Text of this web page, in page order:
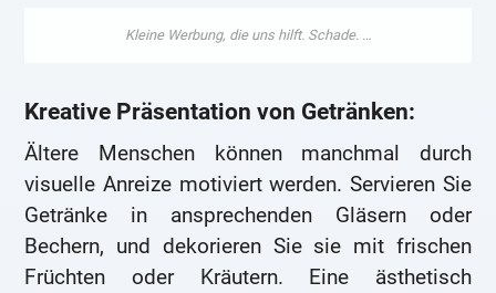
Kreative Präsentation von Getränken:
Ältere Menschen können manchmal durch
visuelle Anreize motiviert werden. Servieren Sie
Getränke in ansprechenden Gläsern oder
Bechern, und dekorieren Sie sie mit frischen
Früchten oder Kräutern. Eine ästhetisch